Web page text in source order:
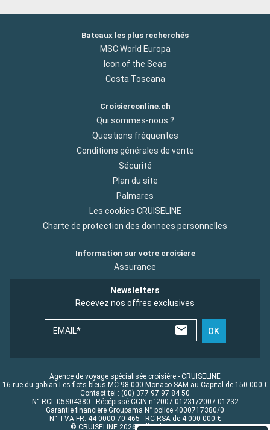
Bateaux les plus recherchés
MSC World Europa
Icon of the Seas
Costa Toscana
Croisiereonline.ch
Qui sommes-nous ?
Questions fréquentes
Conditions générales de vente
Sécurité
Plan du site
Palmares
Les cookies CRUISELINE
Charte de protection des donnees personnelles
Information sur votre croisiere
Assurance
Newsletters
Recevez nos offres exclusives
EMAIL* OK
Agence de voyage spécialisée croisière - CRUISELINE
16 rue du gabian Les flots bleus MC 98 000 Monaco SAM au Capital de 150 000 €
Contact tel : (00) 377 97 97 84 50
N° RCI: 05S04380 - Récépissé CCIN n°2007-01231/2007-01232
Garantie financière Groupama N° police 4000717380/0
N° TVA FR. 44 0000 70 465 - RC RSA de 4 000 000 €
© CRUISELINE 2026 - all rights reserved